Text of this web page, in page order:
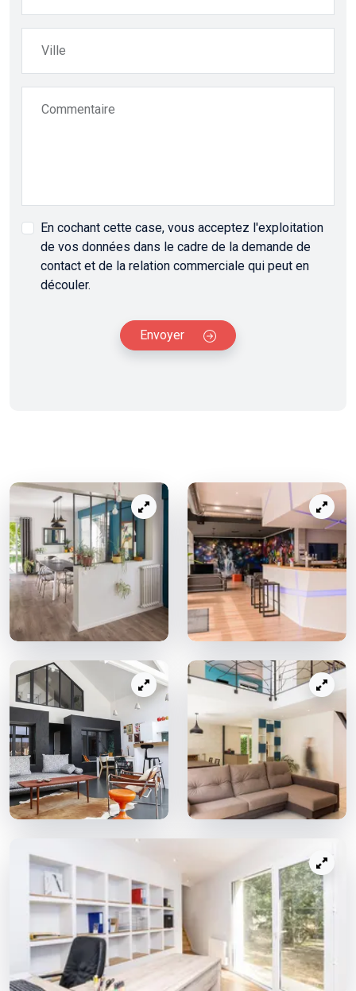
Ville
Commentaire
En cochant cette case, vous acceptez l'exploitation
de vos données dans le cadre de la demande de
contact et de la relation commerciale qui peut en
découler.
Envoyer